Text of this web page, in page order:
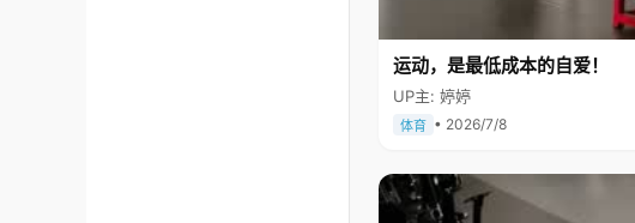
运动，是最低成本的自爱！
UP主: 婷婷
体育 • 2026/7/8